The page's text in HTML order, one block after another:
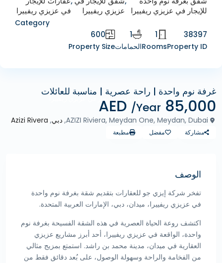
للإيجار في عزيزي ريفييرا
عزيزي ريفييرا
في عزيزي ريفييرا
Category
38397
Property ID
1
Rooms
1
الحمامات
600
Property Size
الإيجارات شقق بغرفة نوم واحدة للإيجار في عزيزي ريفييرا
غرفة نوم واحدة | راحة عصرية | مناسبة للعائلات
85,000 AED
/Year
دبي,
Azizi Rivera
مشاركة مفضل مطبعة
الوصف
تفخر شركة إيزي جو للعقارات بتقديم شقة بغرفة نوم واحدة
في عزيزي ريفييرا، ميدان، دبي، الإمارات العربية المتحدة.
اكتشف روعة الحياة العصرية في هذه الشقة الفسيحة بغرفة نوم
واحدة، الواقعة في عزيزي ريفييرا، أحد أبرز مشاريع عزيزي
العقارية في ميدان، مدينة محمد بن راشد. استمتع بمزيج مثالي
من الفخامة والراحة وسهولة الوصول، على بُعد دقائق فقط من